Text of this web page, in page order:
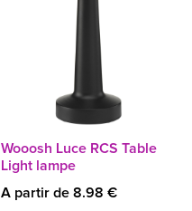
Wooosh Luce RCS Table
Light lampe
A partir de 8.98 €